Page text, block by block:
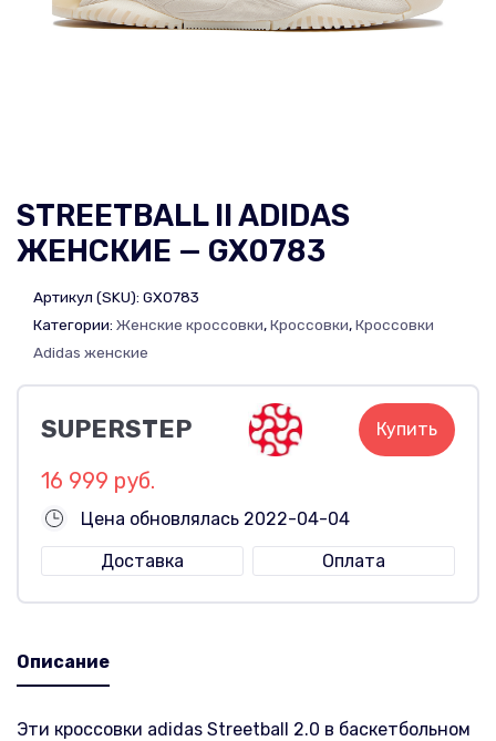
STREETBALL II ADIDAS
ЖЕНСКИЕ — GX0783
Артикул (SKU): GX0783
Категории: Женские кроссовки,Кроссовки,Кроссовки
Adidas женские
SUPERSTEP Купить
16 999 руб.
Цена обновлялась 2022-04-04
Доставка
Оплата
Описание
Эти кроссовки adidas Streetball 2.0 в баскетбольном